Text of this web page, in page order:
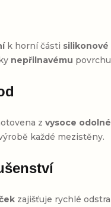
k horní části
nepřilnavému
zvysoce
každé mezistěny.
zajišťuje rychlé